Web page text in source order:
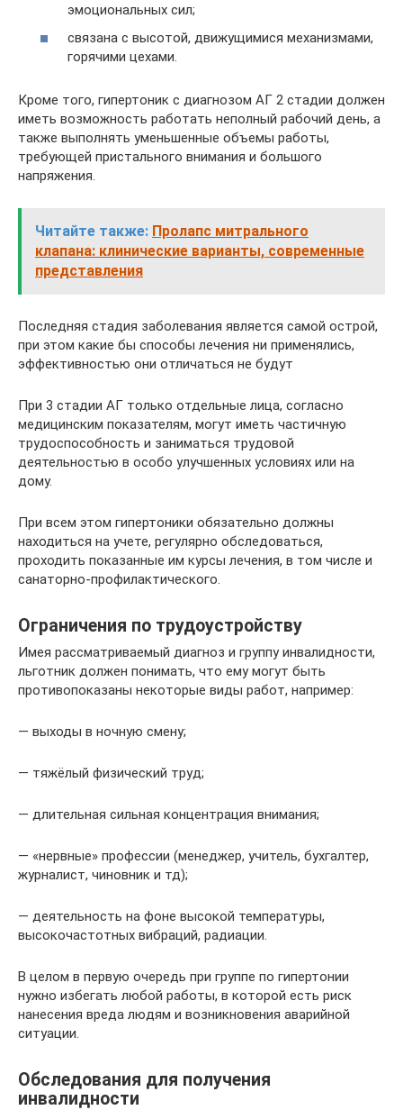
эмоциональных сил;
связана с высотой, движущимися механизмами,
горячими цехами.
Кроме того, гипертоник с диагнозом АГ 2 стадии должен
иметь возможность работать неполный рабочий день, а
также выполнять уменьшенные объемы работы,
требующей пристального внимания и большого
напряжения.
Читайте также: Пролапс митрального
клапана: клинические варианты, современные
представления
Последняя стадия заболевания является самой острой,
при этом какие бы способы лечения ни применялись,
эффективностью они отличаться не будут
При 3 стадии АГ только отдельные лица, согласно
медицинским показателям, могут иметь частичную
трудоспособность и заниматься трудовой
деятельностью в особо улучшенных условиях или на
дому.
При всем этом гипертоники обязательно должны
находиться на учете, регулярно обследоваться,
проходить показанные им курсы лечения, в том числе и
санаторно-профилактического.
Ограничения по трудоустройству
Имея рассматриваемый диагноз и группу инвалидности,
льготник должен понимать, что ему могут быть
противопоказаны некоторые виды работ, например:
— выходы в ночную смену;
— тяжёлый физический труд;
— длительная сильная концентрация внимания;
— «нервные» профессии (менеджер, учитель, бухгалтер,
журналист, чиновник и тд);
— деятельность на фоне высокой температуры,
высокочастотных вибраций, радиации.
В целом в первую очередь при группе по гипертонии
нужно избегать любой работы, в которой есть риск
нанесения вреда людям и возникновения аварийной
ситуации.
Обследования для получения
инвалидности